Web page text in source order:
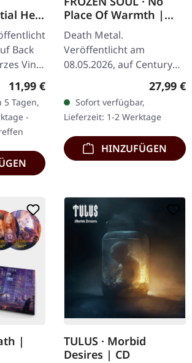
Hell
Back
Vinyl
Hell,"
von…
Regulärer Preis:
11,99 €
Tagen,
-
Place Of Warmth |
BLACK LP
Death Metal.
Veröffentlicht am
08.05.2026, auf Century
Schwarzes Vinyl im
Standard-Cover mit
Matt/Glanz-Finish und
Insert. 180g-Vinyl.…
27,99 €
Sofort verfügbar,
Lieferzeit: 1-2 Werktage
HINZUFÜGEN
|
TULUS · Morbid
Desires | CD